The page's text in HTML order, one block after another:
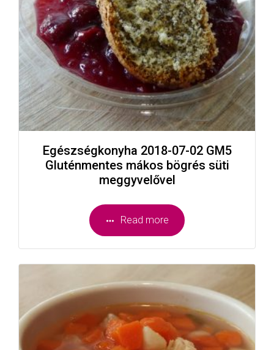
Egészségkonyha 2018-07-02 GM5
Gluténmentes mákos bögrés süti
meggyvelővel
Read more